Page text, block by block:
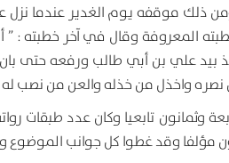
ذلك موقفه يوم الغدير عندما نزل
الناس وخطب خطبته المعروفة وقال في آخر
بيد علي بن أبي طالب ورفعه حتى
واخذل من خذله والعن من نصب له
تابعيا وكان عدد طبقات
وقد غطوا كل جوانب الموضوع